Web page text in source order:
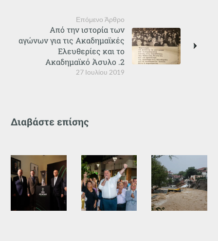
Επόμενο Άρθρο
27 Ιουλίου 2019
Από την ιστορία των
αγώνων για τις Ακαδημαϊκές
Ελευθερίες και το
Ακαδημαϊκό Άσυλο .2
Διαβάστε επίσης